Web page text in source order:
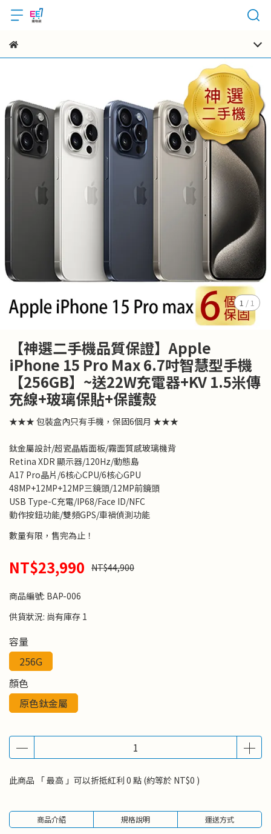
1 / 1
【神選二手機品質保證】Apple
iPhone 15 Pro Max 6.7吋智慧型手機
【256GB】~送22W充電器+KV 1.5米傳
充線+玻璃保貼+保護殼
★★★ 包裝盒內只有手機，保固6個月 ★★★
鈦金屬設計/超瓷晶盾面板/霧面質感玻璃機背
Retina XDR 顯示器/120Hz/動態島
A17 Pro晶片/6核心CPU/6核心GPU
48MP+12MP+12MP三鏡頭/12MP前鏡頭
USB Type-C充電/IP68/Face ID/NFC
動作按鈕功能/雙頻GPS/車禍偵測功能
數量有限，售完為止！
NT$23,990 NT$44,900
商品編號: BAP-006
供貨狀況: 尚有庫存 1
容量
256G
顏色
原色鈦金屬
此商品 「 最高 」可以折抵紅利 0 點 (約等於 NT$0 )
商品介紹 規格說明 運送方式